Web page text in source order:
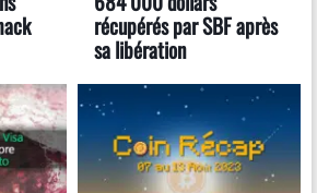
récupérés par SBF après
sa libération